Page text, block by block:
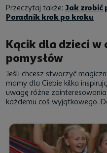
Przeczytaj także: Jak zrobić
Poradnik krok po kroku
Kącik dla dzieci w
pomysłów
Jeśli chcesz stworzyć
mamy dla Ciebie kilka
uwagę różne
każdemu coś wyjątkowego.